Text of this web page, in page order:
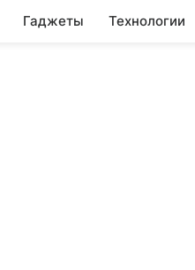
Гаджеты Технологии